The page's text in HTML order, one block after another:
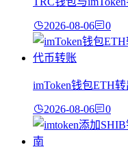
2026-08-06 0
imToken钱包ETH
2026-08-06 0